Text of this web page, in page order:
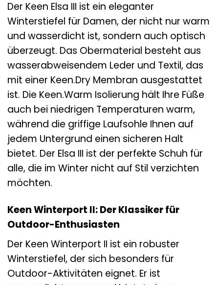
Der Keen Elsa III ist ein eleganter
Winterstiefel für Damen, der nicht nur warm
und wasserdicht ist, sondern auch optisch
überzeugt. Das Obermaterial besteht aus
wasserabweisendem Leder und Textil, das
mit einer Keen.Dry Membran ausgestattet
ist. Die Keen.Warm Isolierung hält Ihre Füße
auch bei niedrigen Temperaturen warm,
während die griffige Laufsohle Ihnen auf
jedem Untergrund einen sicheren Halt
bietet. Der Elsa III ist der perfekte Schuh für
alle, die im Winter nicht auf Stil verzichten
möchten.
Keen Winterport II: Der Klassiker für
Outdoor-Enthusiasten
Der Keen Winterport II ist ein robuster
Winterstiefel, der sich besonders für
Outdoor-Aktivitäten eignet. Er ist